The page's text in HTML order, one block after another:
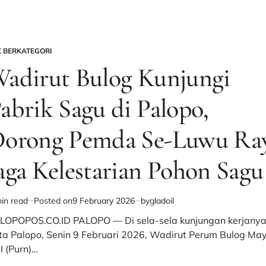
Pilpres
untuk
Jaga
Soliditas
dan
Partai
BERKATEGORI
Bulog Kunjungi
Sagu di Palopo,
Pemda Se-Luwu
Kelestarian Pohon Sagu
read Posted on9 February 2026 bygladoil
PALOPO — Di sela-sela kunjungan
Palopo, Senin 9 Februari 2026, Wadirut Perum Bulog
(Purn)…